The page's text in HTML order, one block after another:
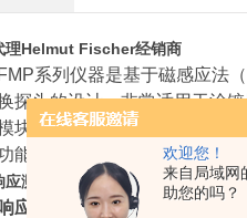
欢迎您！
来自局域网
助您的吗？
理Helmut Fischer经销商
系列仪器是基于磁感应法
探头的设计，非常适用于涂
块化设计，可供客户根据不
能的高精度探头。
测厚仪
DELTASCOPE®
应测厚仪ISOSCOPE®